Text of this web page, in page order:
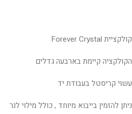
קולקציית Forever Crystal
הקולקציה קיימת בארבעה גדלים
עשוי קריסטל בעבודת יד
ניתן להזמין בייבוא מיוחד , כולל מילוי לנר